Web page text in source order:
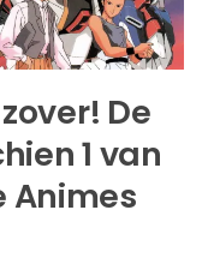
De
1 van
Animes